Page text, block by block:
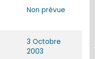
Non prévue
3 Octobre
2003